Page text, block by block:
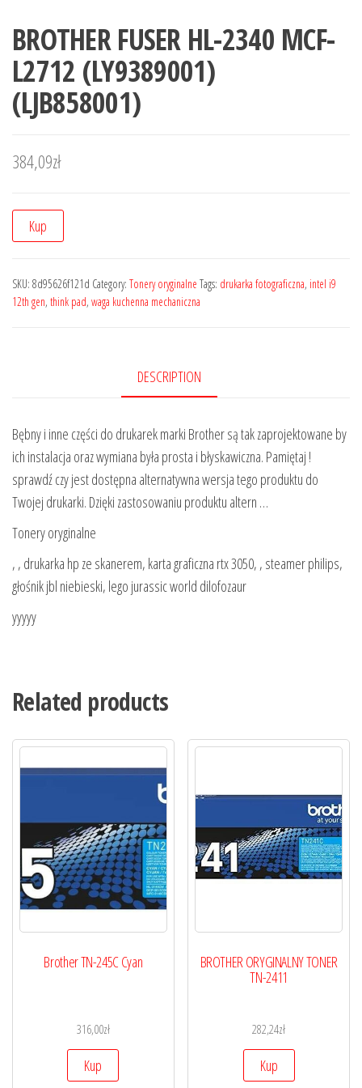
BROTHER FUSER HL-2340 MCF-
L2712 (LY9389001)
(LJB858001)
384,09zł
Kup
SKU: 8d95626f121d Category: Tonery oryginalne Tags: drukarka fotograficzna, intel i9
12th gen, think pad, waga kuchenna mechaniczna
DESCRIPTION
Bębny i inne części do drukarek marki Brother są tak zaprojektowane by
ich instalacja oraz wymiana była prosta i błyskawiczna. Pamiętaj !
sprawdź czy jest dostępna alternatywna wersja tego produktu do
Twojej drukarki. Dzięki zastosowaniu produktu altern …
Tonery oryginalne
, , drukarka hp ze skanerem, karta graficzna rtx 3050, , steamer philips,
głośnik jbl niebieski, lego jurassic world dilofozaur
yyyyy
Related products
Brother TN-245C Cyan
316,00zł
Kup
BROTHER ORYGINALNY TONER
TN-2411
282,24zł
Kup